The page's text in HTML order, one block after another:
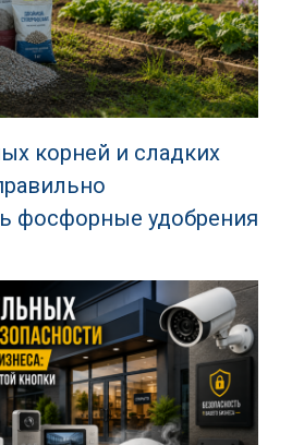
корней и сладких
фосфорные удобрения